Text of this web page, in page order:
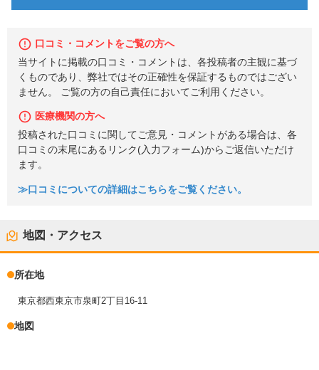
口コミ・コメントをご覧の方へ
当サイトに掲載の口コミ・コメントは、各投稿者の主観に基づ
くものであり、弊社ではその正確性を保証するものではござい
ません。 ご覧の方の自己責任においてご利用ください。
医療機関の方へ
投稿された口コミに関してご意見・コメントがある場合は、各
口コミの末尾にあるリンク(入力フォーム)からご返信いただけ
ます。
≫口コミについての詳細はこちらをご覧ください。
地図・アクセス
所在地
東京都西東京市泉町2丁目16-11
地図